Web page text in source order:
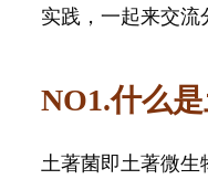
实践，一起来交流
NO1.什么
土著菌即土著微生